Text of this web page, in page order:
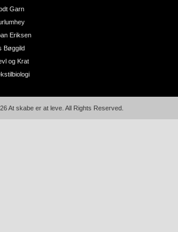
Garn
Eriksen
Bøggild
og Krat
At skabe er at leve. All Rights Reserved.